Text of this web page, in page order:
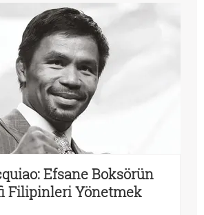
Efsane Boksörün
Filipinleri Yönetmek